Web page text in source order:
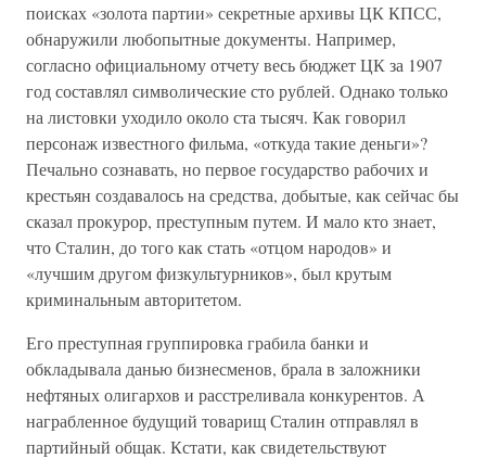
поисках «золота партии» секретные архивы ЦК КПСС,
обнаружили любопытные документы. Например,
согласно официальному отчету весь бюджет ЦК за 1907
год составлял символические сто рублей. Однако только
на листовки уходило около ста тысяч. Как говорил
персонаж известного фильма, «откуда такие деньги»?
Печально сознавать, но первое государство рабочих и
крестьян создавалось на средства, добытые, как сейчас бы
сказал прокурор, преступным путем. И мало кто знает,
что Сталин, до того как стать «отцом народов» и
«лучшим другом физкультурников», был крутым
криминальным авторитетом.
Его преступная группировка грабила банки и
обкладывала данью бизнесменов, брала в заложники
нефтяных олигархов и расстреливала конкурентов. А
награбленное будущий товарищ Сталин отправлял в
партийный общак. Кстати, как свидетельствуют